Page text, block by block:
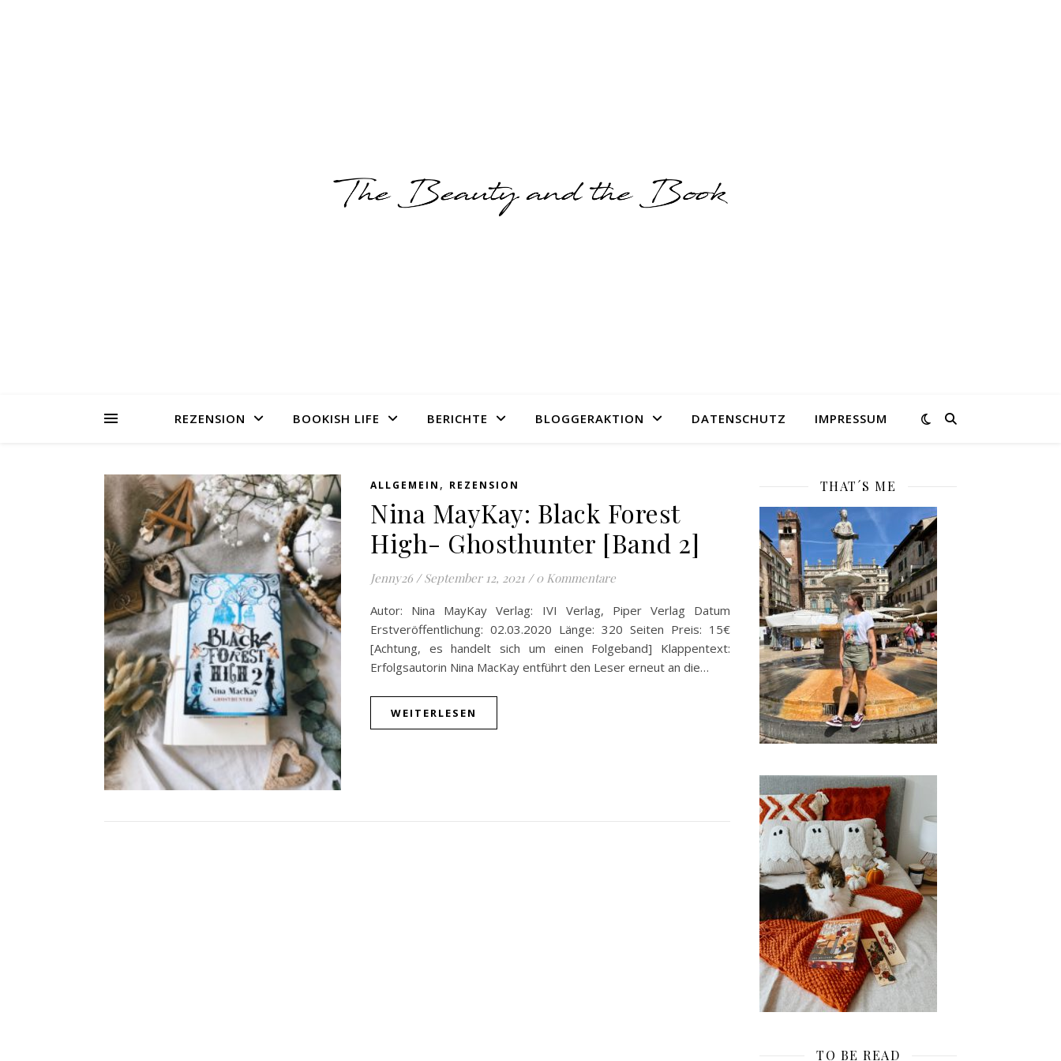
REZENSION BOOKISH LIFE BERICHTE BLOGGERAKTION DATENSCHUTZ IMPRESSUM
ALLGEMEIN , REZENSION
Nina MayKay: Black Forest
High- Ghosthunter [Band 2]
Jenny26 / September 12, 2021 / 0 Kommentare
Autor: Nina MayKay Verlag: IVI Verlag, Piper Verlag Datum
Erstveröffentlichung: 02.03.2020 Länge: 320 Seiten Preis: 15€
[Achtung, es handelt sich um einen Folgeband] Klappentext:
Erfolgsautorin Nina MacKay entführt den Leser erneut an die…
WEITERLESEN
THAT´S ME
TO BE READ